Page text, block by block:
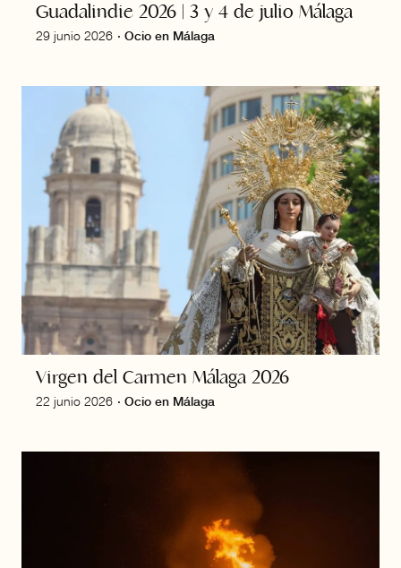
Guadalindie 2026 | 3 y 4 de julio Málaga
29 junio 2026 · Ocio en Málaga
Virgen del Carmen Málaga 2026
22 junio 2026 · Ocio en Málaga